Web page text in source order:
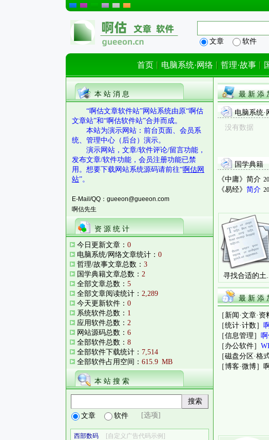
文章 软件
首页 电脑系统·网络 哲理·故事
本 站 消 息
“啊估文章软件站”网站系统由原“啊估
文章站”和“啊估软件站”合并而成。
本站为演示网站：前台页面、会员系
统、管理中心（后台）演示。
演示网站，文章/软件评论/留言功能，
发布文章/软件功能，会员注册功能已禁
用。想要下载网站系统源码请前往“啊估网
站”。
E-Mail/QQ：gueeon@gueeon.com
啊估先生
资 源 统 计
今日更新文章 ： 0
电脑系统/网络文章统计 ： 0
哲理/故事文章总数 ： 3
国学典籍文章总数 ： 2
全部文章总数 ： 5
全部文章阅读统计 ： 2,289
今天更新软件 ： 0
系统软件总数 ： 1
应用软件总数 ： 2
网站源码总数 ： 6
全部软件总数 ： 8
全部软件下载统计 ： 7,514
全部软件占用空间 ： 615.9 MB
本 站 搜 索
文章 软件 [选项]
西部数码
[自定义广告代码示例]
最 新 添
电脑系统·
没有数据
国学典籍
《中庸》 简介
《易经》 简介
寻找合适的土
最 新 添
［新闻·文章·资
［统计·计数］
［信息管理］
［办公软件］
［磁盘分区·格
［博客·微博］